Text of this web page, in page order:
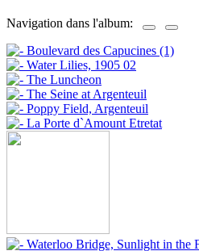
Navigation dans l'album: